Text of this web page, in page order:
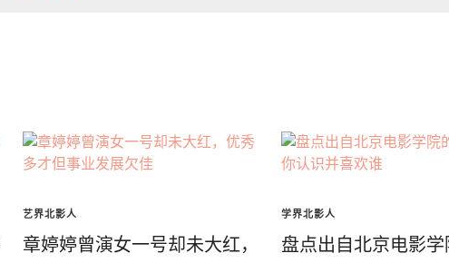
艺界北影人
章婷婷曾演女一号却未大红，
学界北影人
盘点出自北京电影学